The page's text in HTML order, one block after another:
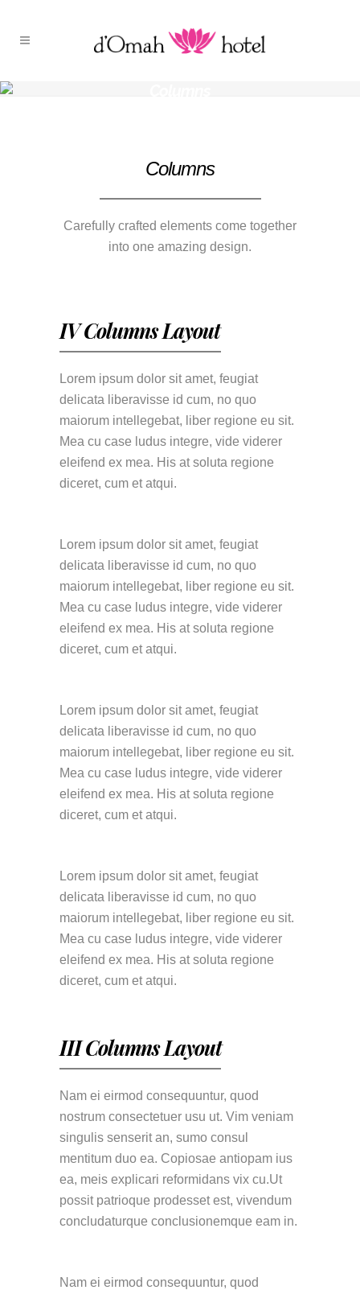
Columns
Carefully crafted elements come together
into one amazing design.
IV Columns Layout
Lorem ipsum dolor sit amet, feugiat
delicata liberavisse id cum, no quo
maiorum intellegebat, liber regione eu sit.
Mea cu case ludus integre, vide viderer
eleifend ex mea. His at soluta regione
diceret, cum et atqui.
Lorem ipsum dolor sit amet, feugiat
delicata liberavisse id cum, no quo
maiorum intellegebat, liber regione eu sit.
Mea cu case ludus integre, vide viderer
eleifend ex mea. His at soluta regione
diceret, cum et atqui.
Lorem ipsum dolor sit amet, feugiat
delicata liberavisse id cum, no quo
maiorum intellegebat, liber regione eu sit.
Mea cu case ludus integre, vide viderer
eleifend ex mea. His at soluta regione
diceret, cum et atqui.
Lorem ipsum dolor sit amet, feugiat
delicata liberavisse id cum, no quo
maiorum intellegebat, liber regione eu sit.
Mea cu case ludus integre, vide viderer
eleifend ex mea. His at soluta regione
diceret, cum et atqui.
III Columns Layout
Nam ei eirmod consequuntur, quod
nostrum consectetuer usu ut. Vim veniam
singulis senserit an, sumo consul
mentitum duo ea. Copiosae antiopam ius
ea, meis explicari reformidans vix cu.Ut
possit patrioque prodesset est, vivendum
concludaturque conclusionemque eam in.
Nam ei eirmod consequuntur, quod